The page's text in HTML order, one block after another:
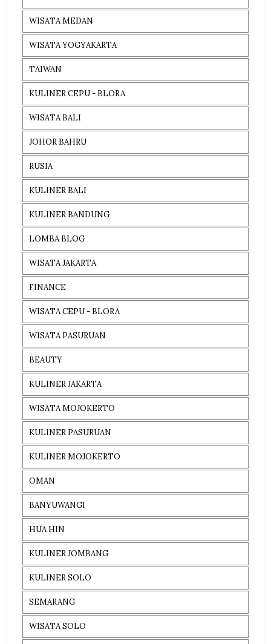
WISATA MEDAN
WISATA YOGYAKARTA
TAIWAN
KULINER CEPU - BLORA
WISATA BALI
JOHOR BAHRU
RUSIA
KULINER BALI
KULINER BANDUNG
LOMBA BLOG
WISATA JAKARTA
FINANCE
WISATA CEPU - BLORA
WISATA PASURUAN
BEAUTY
KULINER JAKARTA
WISATA MOJOKERTO
KULINER PASURUAN
KULINER MOJOKERTO
OMAN
BANYUWANGI
HUA HIN
KULINER JOMBANG
KULINER SOLO
SEMARANG
WISATA SOLO